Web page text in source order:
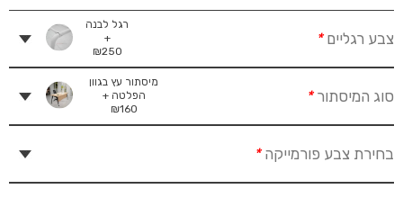
צבע רגליים*
רגל לבנה
+
₪250
סוג המיסתור*
מיסתור עץ בגוון
הפלטה +
₪160
בחירת צבע פורמייקה*